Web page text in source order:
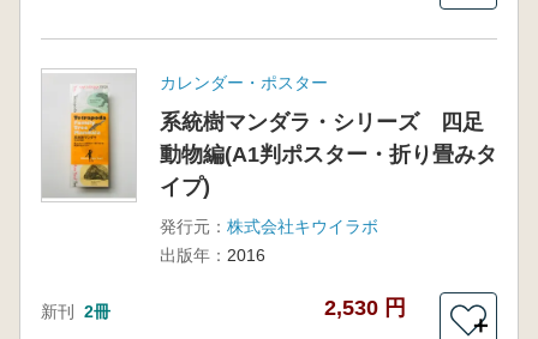
カレンダー・ポスター
系統樹マンダラ・シリーズ 四足
動物編(A1判ポスター・折り畳みタ
イプ)
発行元： 株式会社キウイラボ
出版年： 2016
新刊 2冊 2,530 円
＋